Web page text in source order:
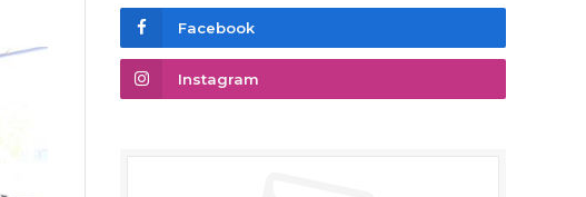
Facebook
Instagram